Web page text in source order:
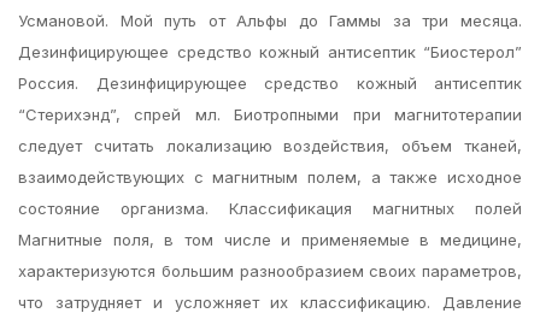
Усмановой. Мой путь от Альфы до Гаммы за три месяца.
Дезинфицирующее средство кожный антисептик “Биостерол”
Россия. Дезинфицирующее средство кожный антисептик
“Стерихэнд”, спрей мл. Биотропными при магнитотерапии
следует считать локализацию воздействия, объем тканей,
взаимодействующих с магнитным полем, а также исходное
состояние организма. Классификация магнитных полей
Магнитные поля, в том числе и применяемые в медицине,
характеризуются большим разнообразием своих параметров,
что затрудняет и усложняет их классификацию. Давление